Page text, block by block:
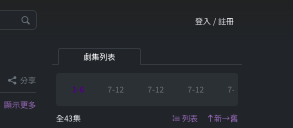
登入 / 註冊
分享
顯示更多
劇集列表
1-6 7-12 7-12 7-12 7-12
全43集 列表
新→舊